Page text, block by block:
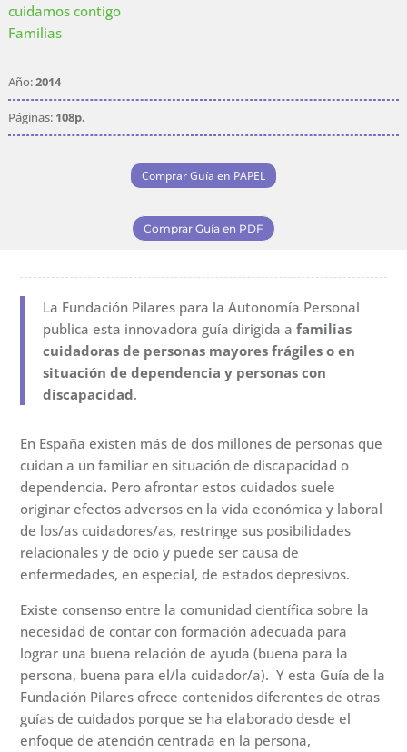
cuidamos contigo
Familias
Año:2014
Páginas: 108p.
Comprar Guía en PAPEL
Comprar Guía en PDF
La Fundación Pilares para la Autonomía Personal
publica esta innovadora guía dirigida afamilias
cuidadoras de personas mayores frágiles o en
situación de dependencia y personas con
discapacidad.
En España existen más de dos millones de personas que
cuidan a un familiar en situación de discapacidad o
dependencia. Pero afrontar estos cuidados suele
originar efectos adversos en la vida económica y laboral
de los/as cuidadores/as, restringe sus posibilidades
relacionales y de ocio y puede ser causa de
enfermedades, en especial, de estados depresivos.
Existe consenso entre la comunidad científica sobre la
necesidad de contar con formación adecuada para
lograr una buena relación de ayuda (buena para la
persona, buena para el/la cuidador/a). Y esta Guía de la
Fundación Pilares ofrece contenidos diferentes de otras
guías de cuidados porque se ha elaborado desde el
enfoque de atención centrada en la persona,